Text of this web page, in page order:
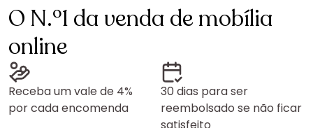
O N.º1 da venda de mobília
online
Receba um vale de 4%
por cada encomenda
30 dias para ser
reembolsado se não ficar